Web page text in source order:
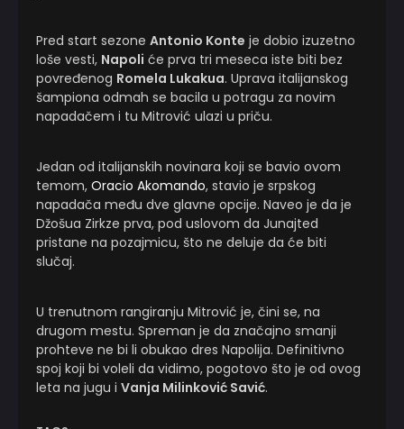
Pred start sezone Antonio Konte je dobio izuzetno
loše vesti, Napoli će prva tri meseca iste biti bez
povređenog Romela Lukakua. Uprava italijanskog
šampiona odmah se bacila u potragu za novim
napadačem i tu Mitrović ulazi u priču.
Jedan od italijanskih novinara koji se bavio ovom
temom, Oracio Akomando, stavio je srpskog
napadača među dve glavne opcije. Naveo je da je
Džošua Zirkze prva, pod uslovom da Junajted
pristane na pozajmicu, što ne deluje da će biti
slučaj.
U trenutnom rangiranju Mitrović je, čini se, na
drugom mestu. Spreman je da značajno smanji
prohteve ne bi li obukao dres Napolija. Definitivno
spoj koji bi voleli da vidimo, pogotovo što je od ovog
leta na jugu i Vanja Milinković Savić.